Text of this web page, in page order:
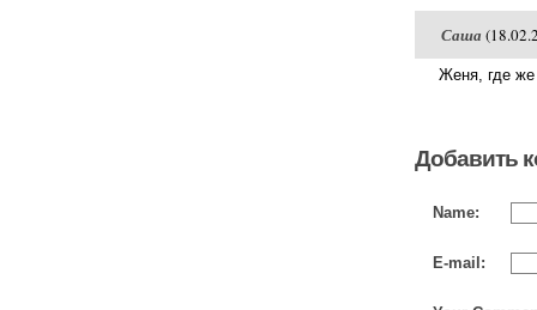
Саша
Женя, где
Добавить
Name:
E-mail: